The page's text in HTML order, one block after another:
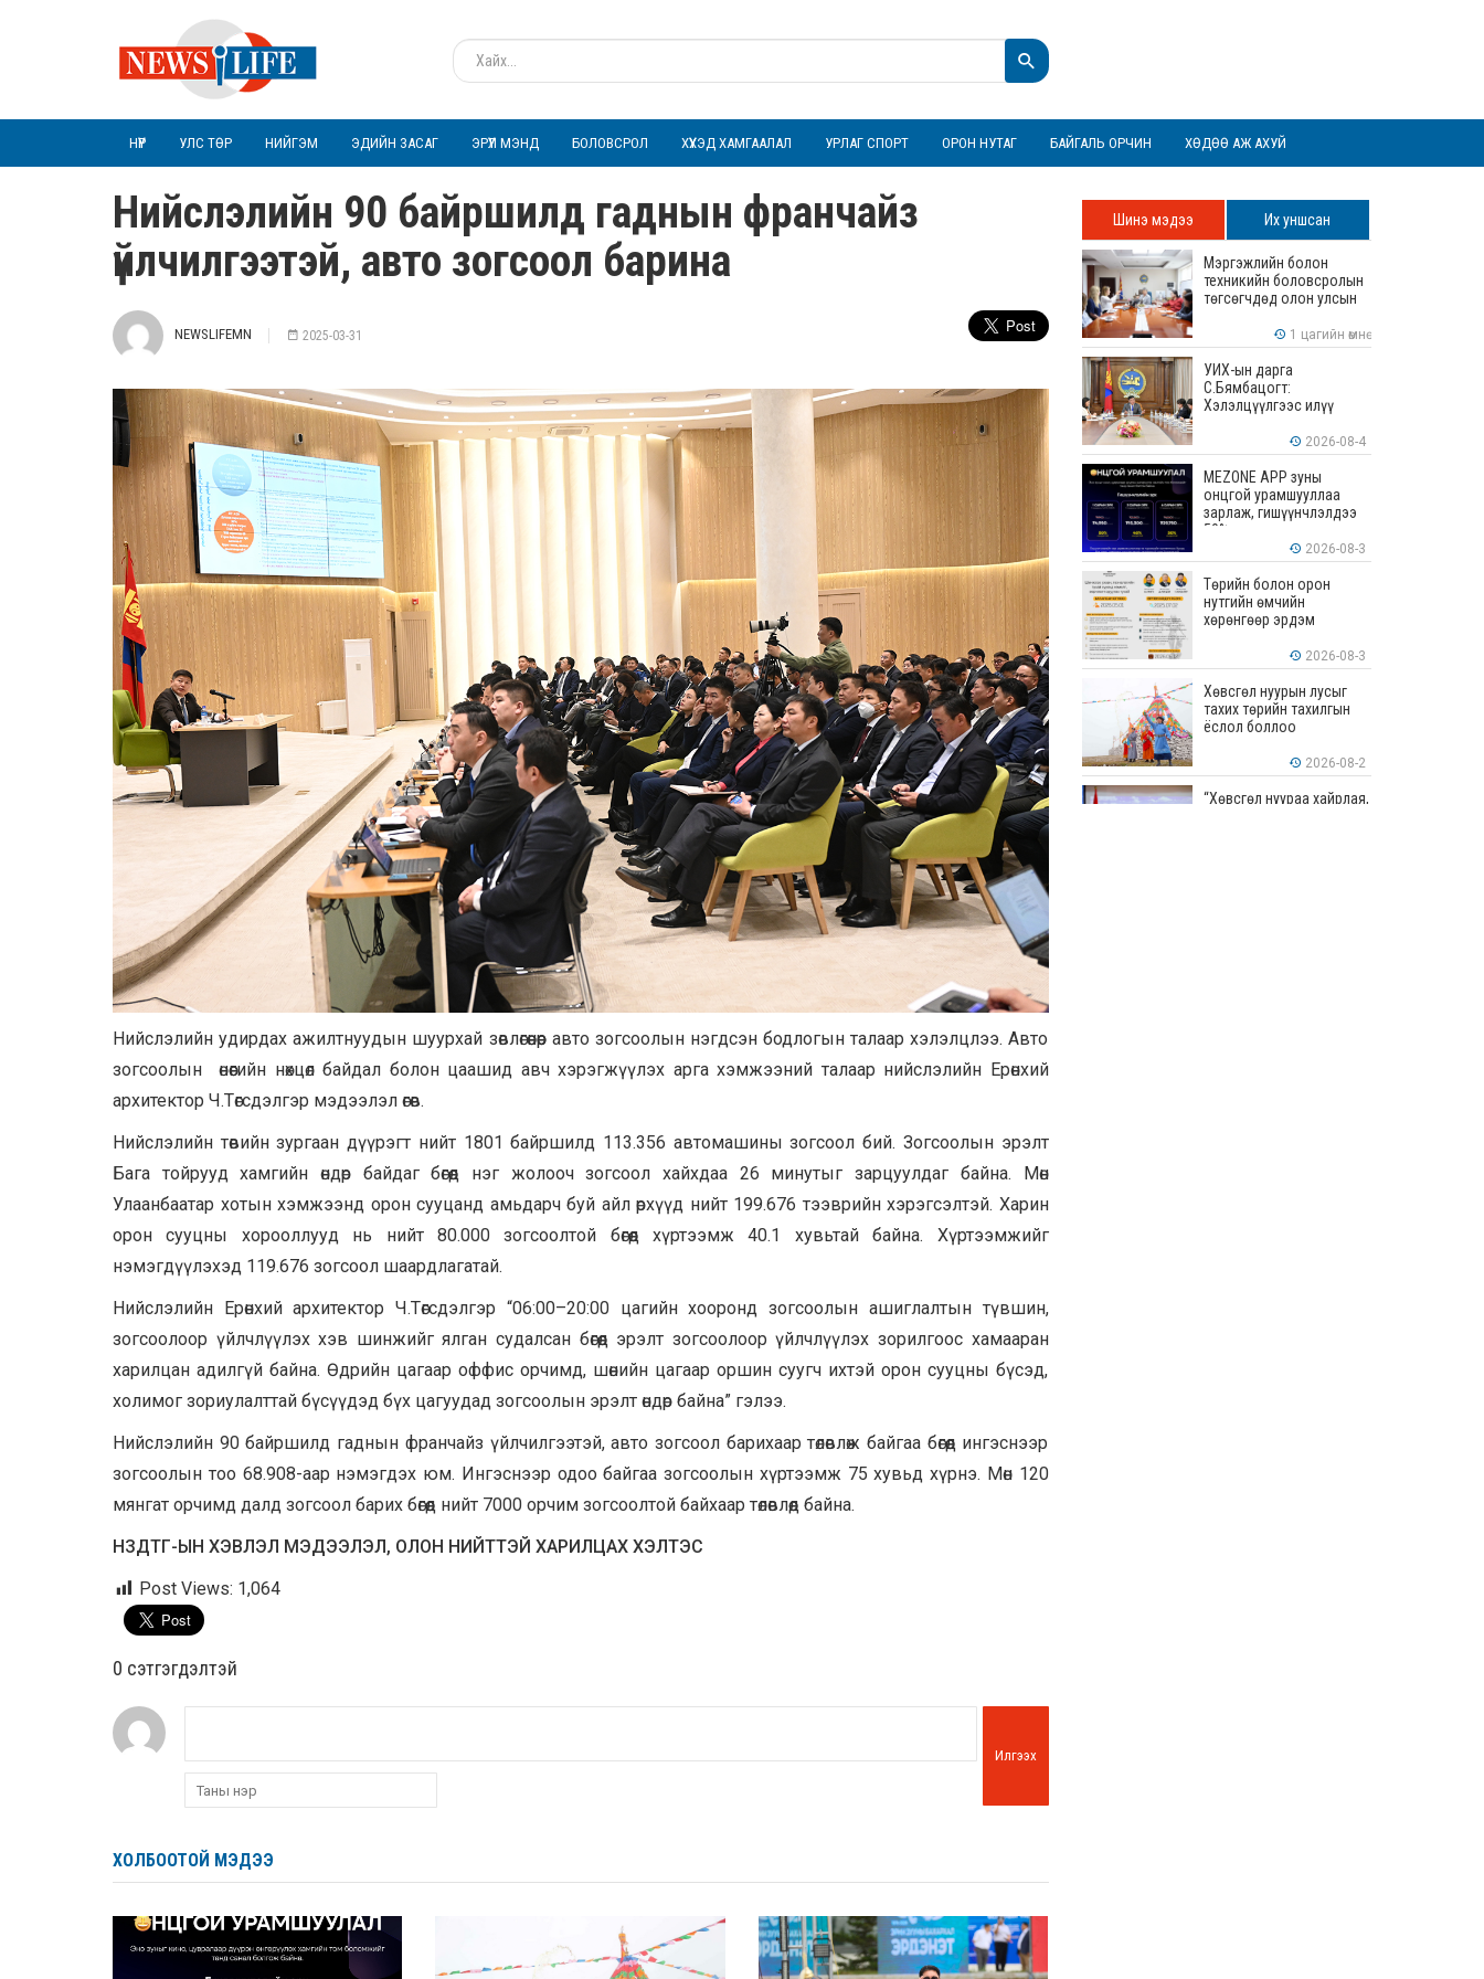
НҮҮР УЛС ТӨР НИЙГЭМ ЭДИЙН ЗАСАГ ЭРҮҮЛ МЭНД БОЛОВСРОЛ ХҮҮХЭД ХАМГААЛАЛ УРЛАГ СПОРТ ОРОН НУТАГ БАЙГАЛЬ ОРЧИН ХӨДӨӨ АЖ АХУЙ
Нийслэлийн 90 байршилд гаднын франчайз
үйлчилгээтэй, авто зогсоол барина
NEWSLIFEMN 2025-03-31
Нийслэлийн удирдах ажилтнуудын шуурхай зөвлөгөөнөөр авто зогсоолын нэгдсэн бодлогын талаар хэлэлцлээ. Авто
зогсоолын өнөөгийн нөхцөл байдал болон цаашид авч хэрэгжүүлэх арга хэмжээний талаар нийслэлийн Ерөнхий
архитектор Ч.Төгсдэлгэр мэдээлэл өгөв.
Нийслэлийн төвийн зургаан дүүрэгт нийт 1801 байршилд 113.356 автомашины зогсоол бий. Зогсоолын эрэлт
Бага тойрууд хамгийн өндөр байдаг бөгөөд нэг жолооч зогсоол хайхдаа 26 минутыг зарцуулдаг байна. Мөн
Улаанбаатар хотын хэмжээнд орон сууцанд амьдарч буй айл өрхүүд нийт 199.676 тээврийн хэрэгсэлтэй. Харин
орон сууцны хорооллууд нь нийт 80.000 зогсоолтой бөгөөд хүртээмж 40.1 хувьтай байна. Хүртээмжийг
нэмэгдүүлэхэд 119.676 зогсоол шаардлагатай.
Нийслэлийн Ерөнхий архитектор Ч.Төгсдэлгэр “06:00–20:00 цагийн хооронд зогсоолын ашиглалтын түвшин,
зогсоолоор үйлчлүүлэх хэв шинжийг ялган судалсан бөгөөд эрэлт зогсоолоор үйлчлүүлэх зорилгоос хамааран
харилцан адилгүй байна. Өдрийн цагаар оффис орчимд, шөнийн цагаар оршин суугч ихтэй орон сууцны бүсэд,
холимог зориулалттай бүсүүдэд бүх цагуудад зогсоолын эрэлт өндөр байна” гэлээ.
Нийслэлийн 90 байршилд гаднын франчайз үйлчилгээтэй, авто зогсоол барихаар төлөвлөж байгаа бөгөөд ингэснээр
зогсоолын тоо 68.908-аар нэмэгдэх юм. Ингэснээр одоо байгаа зогсоолын хүртээмж 75 хувьд хүрнэ. Мөн 120
мянгат орчимд далд зогсоол барих бөгөөд нийт 7000 орчим зогсоолтой байхаар төлөвлөөд байна.
НЗДТГ-ЫН ХЭВЛЭЛ МЭДЭЭЛЭЛ, ОЛОН НИЙТТЭЙ ХАРИЛЦАХ ХЭЛТЭС
Post Views: 1,064
0 cэтгэгдэлтэй
Илгээх
ХОЛБООТОЙ МЭДЭЭ
Шинэ мэдээ Их уншсан
Мэргэжлийн болон
техникийн боловсролын
төгсөгчдөд олон улсын
зөвшөөрөгдөх ур
чадваруудыг олгоно
1 цагийн өмнө
УИХ-ын дарга
С.Бямбацогт:
Хэлэлцүүлгээс илүү
илүү бодит үр дүн чухал
2026-08-4
MEZONE APP зуны
онцгой урамшууллаа
зарлаж, гишүүнчлэлдээ
50% хүртэлх хөнгөлөлт
үзүүлж эхэллээ 2026-08-3
Төрийн болон орон
нутгийн өмчийн
хөрөнгөөр эрдэм
ажил хийхэд тендерийн
болон гүйцэтгэлийн
баталгаа гаргахгүй
2026-08-3
Хөвсгөл нуурын лусыг
тахих төрийн тахилгын
ёслол боллоо
2026-08-2
“Хөвсгөл нуураа хайрлая,